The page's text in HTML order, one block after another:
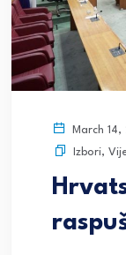
March
Izbori,